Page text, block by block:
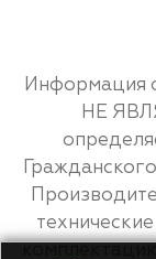
Информация
НЕ